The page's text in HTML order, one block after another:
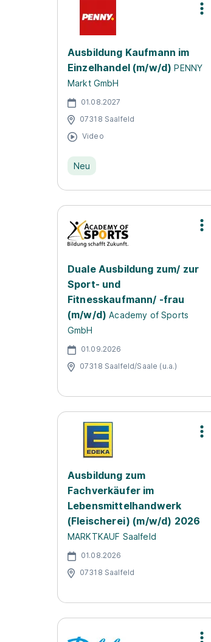
Ausbildung Kaufmann im
Einzelhandel (m/w/d) PENNY
Markt GmbH
01.08.2027
07318 Saalfeld
Video
Neu
Duale Ausbildung zum/ zur
Sport- und
Fitnesskaufmann/ -frau
(m/w/d) Academy of Sports
GmbH
01.09.2026
07318 Saalfeld/Saale (u.a.)
Ausbildung zum
Fachverkäufer im
Lebensmittelhandwerk
(Fleischerei) (m/w/d) 2026
MARKTKAUF Saalfeld
01.08.2026
07318 Saalfeld